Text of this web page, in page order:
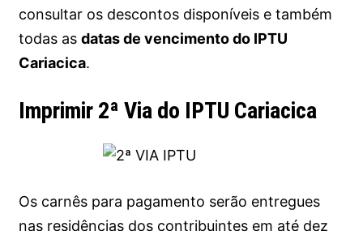
consultar os descontos disponíveis e também
todas asdatas de vencimento do IPTU
Cariacica.
Imprimir 2ª Via do IPTU Cariacica
Os carnês para pagamento serão entregues
nas residências dos contribuintes em até dez